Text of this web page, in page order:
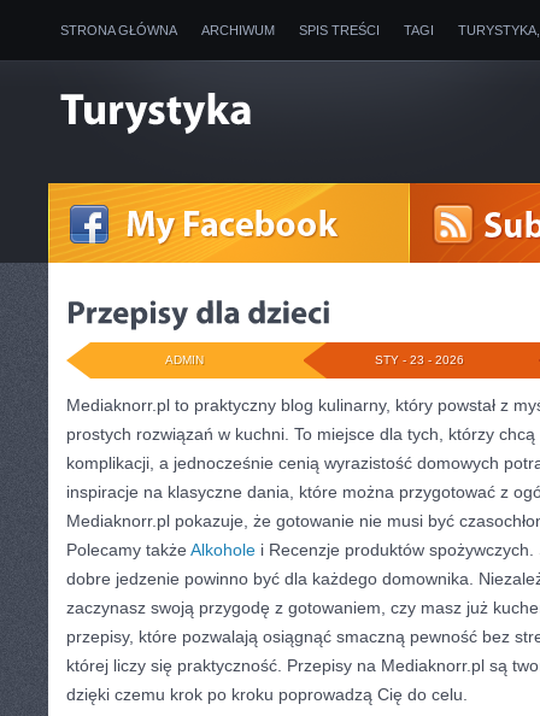
STRONA GŁÓWNA ARCHIWUM SPIS TREŚCI TAGI
STY - 23 - 2026
ADMIN
Mediaknorr.pl to praktyczny blog kulinarny, który powstał z
prostych rozwiązań w kuchni. To miejsce dla tych, którzy
komplikacji, a jednocześnie cenią wyrazistość domowych
inspiracje na klasyczne dania, które można przygotować z
Mediaknorr.pl pokazuje, że gotowanie nie musi być
Polecamy także Alkohole i Recenzje produktów
dobre jedzenie powinno być dla każdego domownika.
zaczynasz swoją przygodę z gotowaniem, czy masz już
przepisy, które pozwalają osiągnąć smaczną pewność bez
której liczy się praktyczność. Przepisy na Mediaknorr.pl są
dzięki czemu krok po kroku poprowadzą Cię do celu.